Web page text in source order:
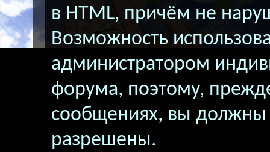
в HTML, причём не
Возможность
администратором
форума, поэтому,
сообщениях, вы должны
разрешены.